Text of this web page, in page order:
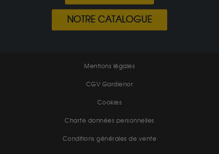
NOTRE CATALOGUE
Mentions légales
CGV Gardienor
Cookies
Charte données personnelles
Conditions générales de vente